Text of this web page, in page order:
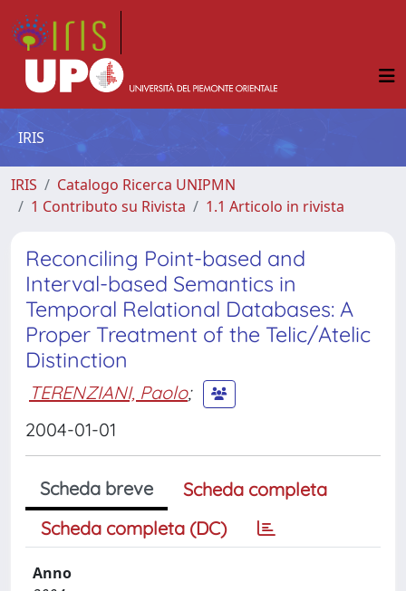
IRIS
IRIS
Catalogo Ricerca UNIPMN
1 Contributo su Rivista
1.1 Articolo in rivista
Reconciling Point-based and
Interval-based Semantics in
Temporal Relational Databases: A
Proper Treatment of the Telic/Atelic
Distinction
TERENZIANI, Paolo;
2004-01-01
Scheda breve
Scheda completa
Scheda completa (DC)
Anno